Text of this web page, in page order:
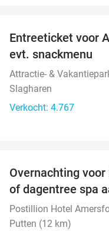
Entreeticket voor
evt. snackmenu
Attractie- &
Slagharen
Verkocht: 4.767
Overnachting
of dagentree spa
Postillion Hotel
Putten (12 km)